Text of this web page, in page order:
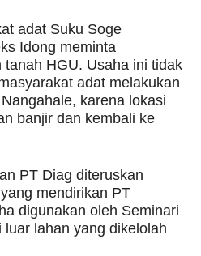
adat Suku Soge
Idong meminta
HGU. Usaha ini tidak
adat melakukan
karena lokasi
banjir dan kembali ke
PT Diag diteruskan
mendirikan PT
digunakan oleh Seminari
lahan yang dikelolah